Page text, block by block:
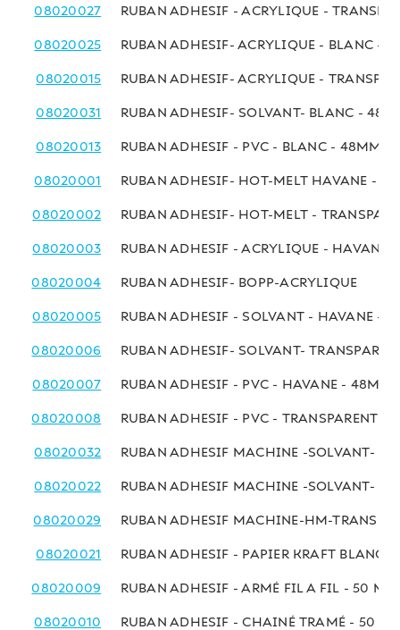
08020027 RUBAN ADHESIF - ACRYLIQUE -
08020025 RUBAN ADHESIF- ACRYLIQUE - BLANC -
08020015 RUBAN ADHESIF- ACRYLIQUE -
08020031 RUBAN ADHESIF- SOLVANT- BLANC -
08020013 RUBAN ADHESIF - PVC - BLANC -
08020001 RUBAN ADHESIF- HOT-MELT HAVANE -
08020002 RUBAN ADHESIF- HOT-MELT -
08020003 RUBAN ADHESIF - ACRYLIQUE - HAVANE
08020004 RUBAN ADHESIF- BOPP-ACRYLIQUE
08020005 RUBAN ADHESIF - SOLVANT - HAVANE -
08020006 RUBAN ADHESIF- SOLVANT-
08020007 RUBAN ADHESIF - PVC - HAVANE -
08020008 RUBAN ADHESIF - PVC - TRANSPARENT -
08020032 RUBAN ADHESIF MACHINE -SOLVANT-
08020022 RUBAN ADHESIF MACHINE -SOLVANT-
08020029 RUBAN ADHESIF MACHINE-HM-
08020021 RUBAN ADHESIF - PAPIER KRAFT BLANC
08020009 RUBAN ADHESIF - ARMÉ FIL A FIL - 50
08020010 RUBAN ADHESIF - CHAINÉ TRAMÉ - 50